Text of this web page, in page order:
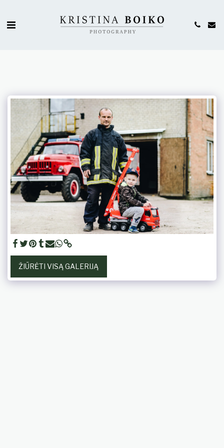
ŽIŪRĖTI VISĄ GALERIJĄ